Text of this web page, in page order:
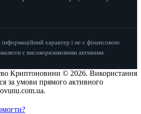
характер і не є фінансовою
є високоризиковими активами.
Криптоновини © 2026. Використання
за умови прямого активного